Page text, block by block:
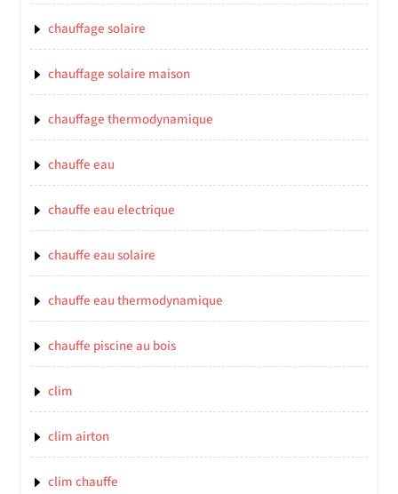
chauffage solaire
chauffage solaire maison
chauffage thermodynamique
chauffe eau
chauffe eau electrique
chauffe eau solaire
chauffe eau thermodynamique
chauffe piscine au bois
clim
clim airton
clim chauffe